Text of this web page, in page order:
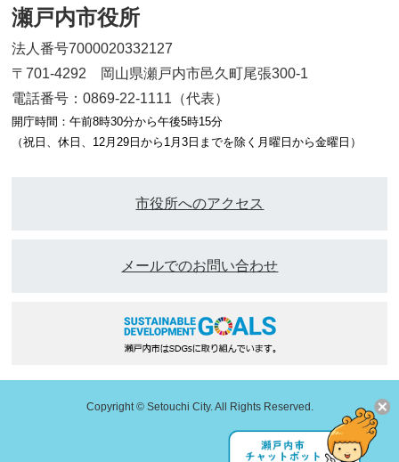
瀬戸内市役所
法人番号7000020332127
〒701-4292 岡山県瀬戸内市邑久町尾張300-1
電話番号：0869-22-1111（代表）
開庁時間：午前8時30分から午後5時15分
（祝日、休日、12月29日から1月3日までを除く月曜日から金曜日）
市役所へのアクセス
メールでのお問い合わせ
Copyright © Setouchi City. All Rights Reserved.